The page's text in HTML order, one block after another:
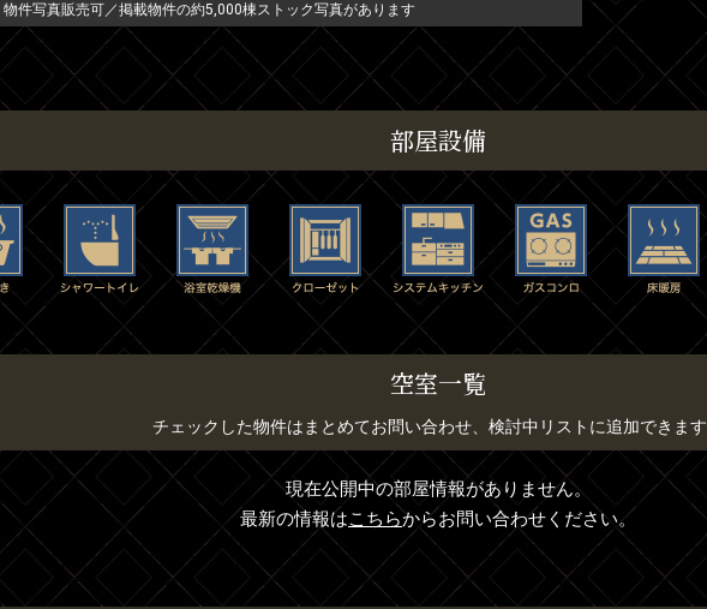
物件写真販売可／掲載物件の約5,000棟ストック写真があります
部屋設備
空室一覧
チェックした物件はまとめてお問い合わせ、検討中リストに追加できま
現在公開中の部屋情報がありません。
最新の情報はこちらからお問い合わせください。